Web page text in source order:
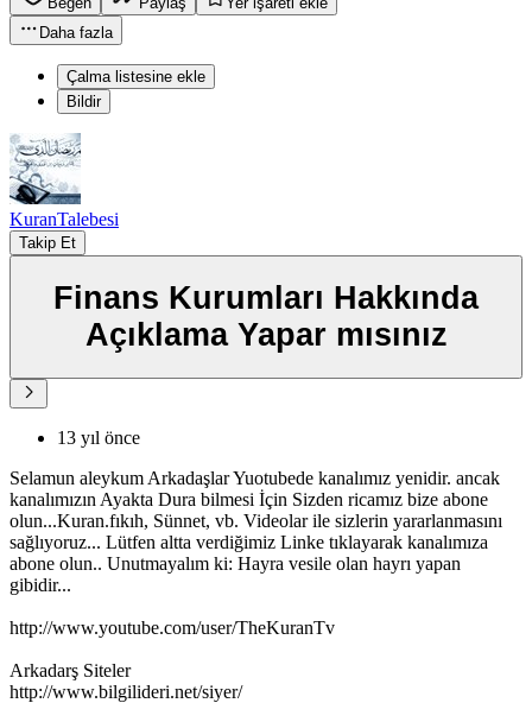
Daha fazla
Çalma listesine ekle
Bildir
KuranTalebesi
Takip Et
Finans Kurumları Hakkında
Açıklama Yapar mısınız
13 yıl önce
Selamun aleykum Arkadaşlar Yuotubede kanalımız yenidir. ancak
kanalımızın Ayakta Dura bilmesi İçin Sizden ricamız bize abone
olun...Kuran.fıkıh, Sünnet, vb. Videolar ile sizlerin yararlanmasını
sağlıyoruz... Lütfen altta verdiğimiz Linke tıklayarak kanalımıza
abone olun.. Unutmayalım ki: Hayra vesile olan hayrı yapan
gibidir...
http://www.youtube.com/user/TheKuranTv
Arkadarş Siteler
http://www.bilgilideri.net/siyer/